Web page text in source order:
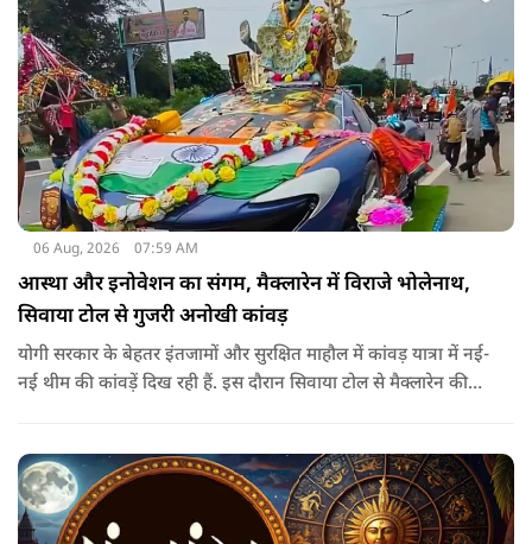
06 Aug, 2026 07:59 AM
आस्था और इनोवेशन का संगम, मैक्लारेन में विराजे भोलेनाथ,
सिवाया टोल से गुजरी अनोखी कांवड़
योगी सरकार के बेहतर इंतजामों और सुरक्षित माहौल में कांवड़ यात्रा में नई-
नई थीम की कांवड़ें दिख रही हैं. इस दौरान सिवाया टोल से मैक्लारेन की